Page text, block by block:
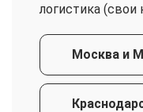
логистика
Москва и